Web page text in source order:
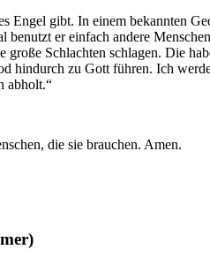
Engel gibt. In einem bekannten
benutzt er einfach andere
große Schlachten schlagen. Die
hindurch zu Gott führen. Ich
abholt.“
die sie brauchen. Amen.